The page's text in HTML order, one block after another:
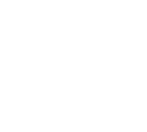
scènes post-générique,
streaming, avis... Tout sur
post-générique, bande-